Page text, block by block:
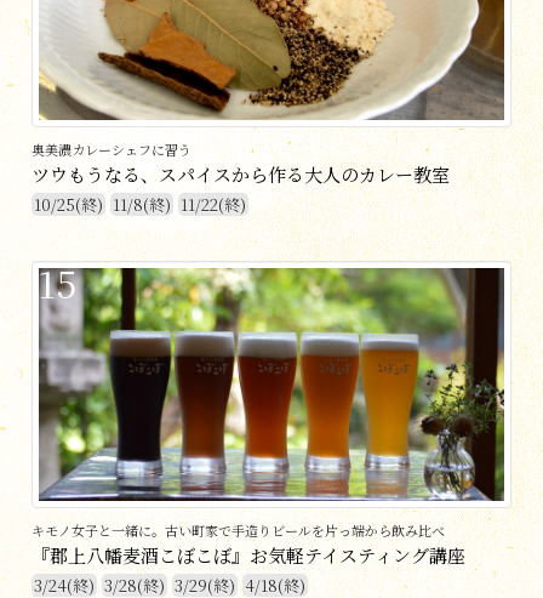
奥美濃カレーシェフに習う
ツウもうなる、スパイスから作る大人のカレー教室
10/25(終) 11/8(終) 11/22(終)
15
キモノ女子と一緒に。古い町家で手造りビールを片っ端から飲み比べ
『郡上八幡麦酒こぼこぼ』お気軽テイスティング講座
3/24(終) 3/28(終) 3/29(終) 4/18(終)